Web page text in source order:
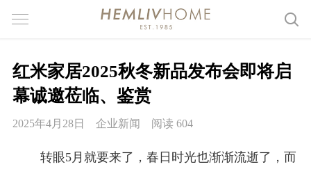
红米家居2025秋冬新品发布会即将启
幕诚邀莅临、鉴赏
2025年4月28日 企业新闻 阅读 604
转眼5月就要来了，春日时光也渐渐流逝了，而